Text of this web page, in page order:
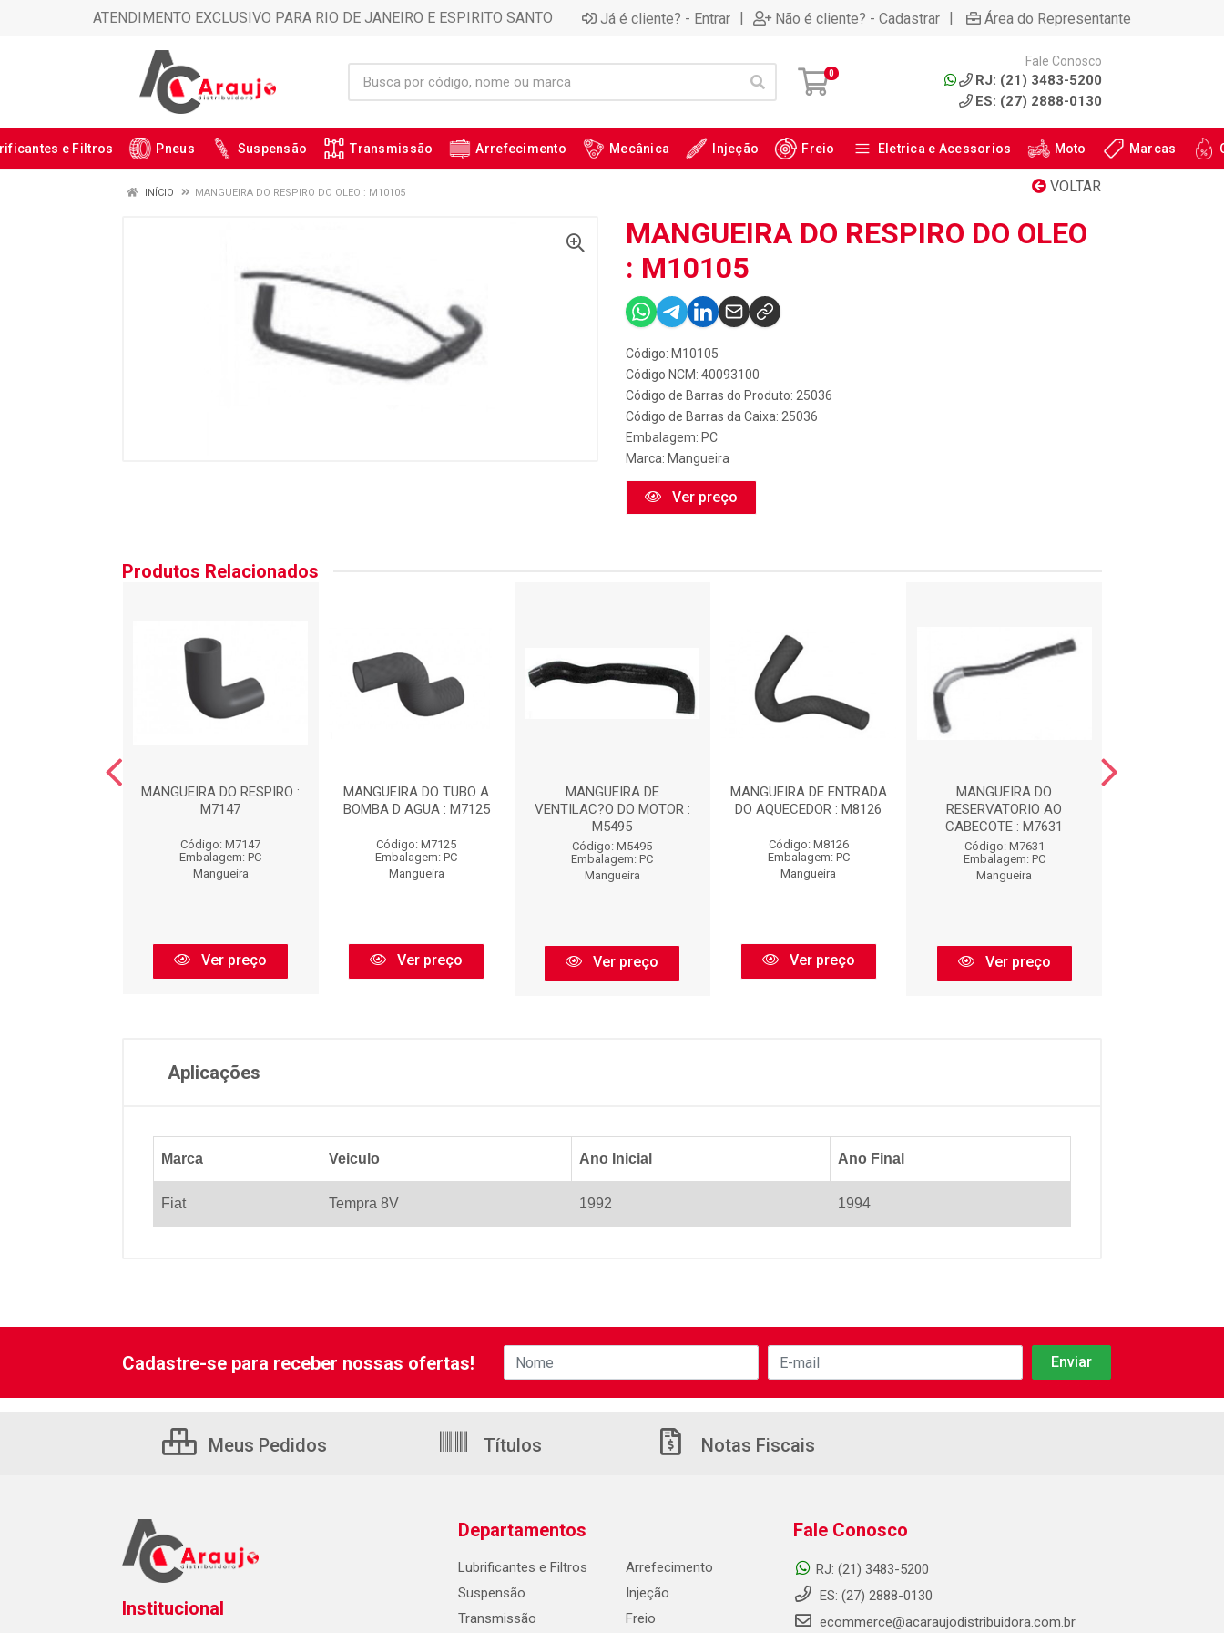
ATENDIMENTO EXCLUSIVO PARA RIO DE JANEIRO E ESPIRITO SANTO Já é cliente? - Entrar | Não é cliente? - Cadastrar | Área do Representante
0
Fale Conosco
RJ: (21) 3483-5200
ES: (27) 2888-0130
e Filtros Pneus Suspensão Transmissão Arrefecimento Mecânica Injeção Freio Eletrica e Acessorios Moto Marcas
VOLTAR
INÍCIO MANGUEIRA DO RESPIRO DO OLEO : M10105
MANGUEIRA DO RESPIRO DO OLEO
: M10105
Código: M10105
Código NCM: 40093100
Código de Barras do Produto: 25036
Código de Barras da Caixa: 25036
Embalagem: PC
Marca: Mangueira
Ver preço
Produtos Relacionados
MANGUEIRA DO RESPIRO :
M7147
Código: M7147
Embalagem: PC
Mangueira
Ver preço
MANGUEIRA DO TUBO A
BOMBA D AGUA : M7125
Código: M7125
Embalagem: PC
Mangueira
Ver preço
MANGUEIRA DE
VENTILAC?O DO MOTOR :
M5495
Código: M5495
Embalagem: PC
Mangueira
Ver preço
MANGUEIRA DE ENTRADA
DO AQUECEDOR : M8126
Código: M8126
Embalagem: PC
Mangueira
Ver preço
MANGUEIRA DO
RESERVATORIO AO
CABECOTE : M7631
Código: M7631
Embalagem: PC
Mangueira
Ver preço
Aplicações
Marca Veiculo Ano Inicial Ano Final
Fiat Tempra 8V 1992 1994
Cadastre-se para receber nossas ofertas!
Meus Pedidos Títulos Notas Fiscais
Institucional
Departamentos
Lubrificantes e Filtros
Suspensão
Transmissão
Arrefecimento
Injeção
Freio
Fale Conosco
RJ: (21) 3483-5200
ES: (27) 2888-0130
ecommerce@acaraujodistribuidora.com.br